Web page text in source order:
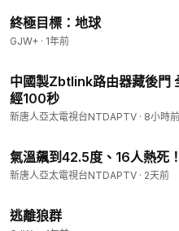
終極目標：地球
GJW+ · 1年前
中國製Zbtlink路由器藏後門
經100秒
新唐人亞太電視台NTDAPTV · 8小時前
氣溫飆到42.5度、16人熱死
新唐人亞太電視台NTDAPTV · 2天前
逃離狼群